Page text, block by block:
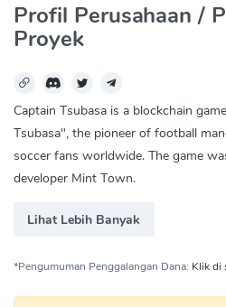
Profil Perusahaan /
Proyek
Captain Tsubasa is a blockchain
Tsubasa", the pioneer of football
soccer fans worldwide. The game
developer Mint Town.
Lihat Lebih Banyak
*Pengumuman Penggalangan Dana: Klik di